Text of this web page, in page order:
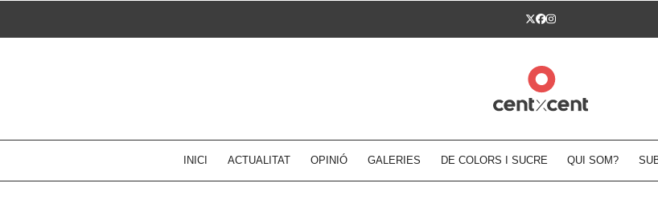
Twitter
Facebook
Instagram
INICI ACTUALITAT OPINIÓ GALERIES DE COLORS I SUCRE QUI SOM?